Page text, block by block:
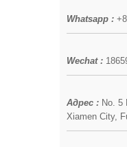
Whatsapp :
Wechat :
Адрес : No. 5
Xiamen City,